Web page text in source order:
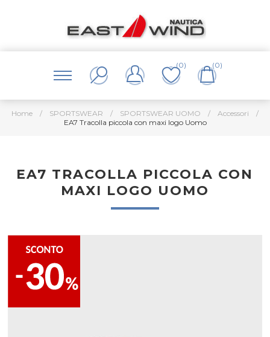
(0) (0)
Home / SPORTSWEAR / SPORTSWEAR UOMO / Accessori
/
EA7 Tracolla piccola con maxi logo Uomo
EA7 TRACOLLA PICCOLA CON
MAXI LOGO UOMO